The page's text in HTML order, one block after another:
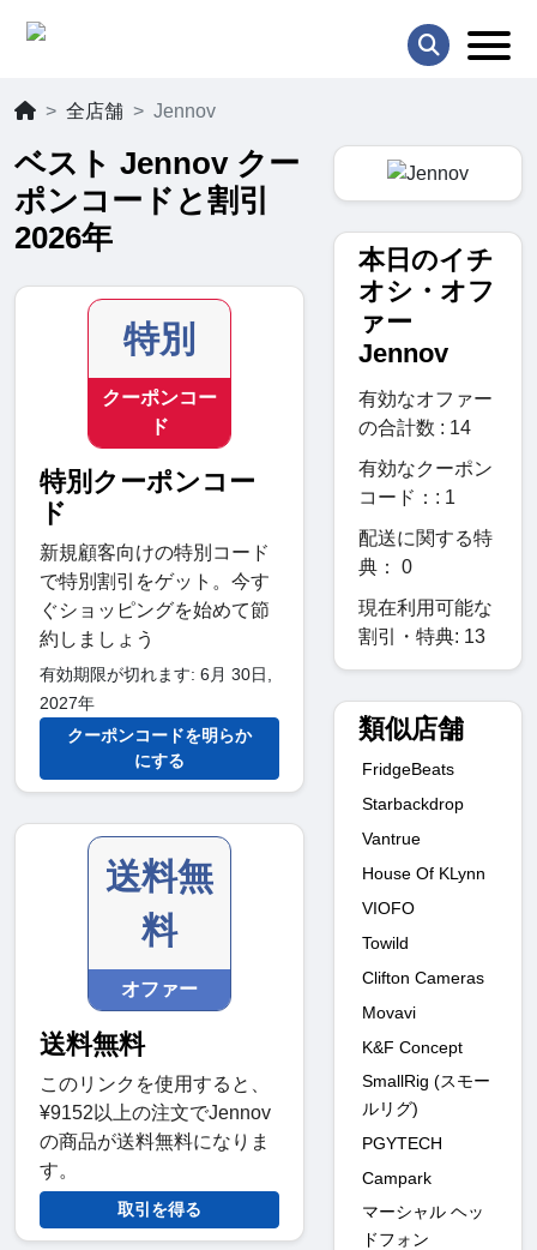
全店舗 Jennov
ベスト Jennov クー
ポンコードと割引
2026年
特別
クーポンコー
ド
特別クーポンコー
ド
新規顧客向けの特別コード
で特別割引をゲット。今す
ぐショッピングを始めて節
約しましょう
有効期限が切れます: 6月 30日,
2027年
クーポンコードを明らか
にする
送料無
料
オファー
送料無料
このリンクを使用すると、
¥9152以上の注文でJennov
の商品が送料無料になりま
す。
取引を得る
本日のイチ
オシ・オフ
ァー
Jennov
有効なオファー
の合計数 : 14
有効なクーポン
コード：: 1
配送に関する特
典： 0
現在利用可能な
割引・特典: 13
類似店舗
FridgeBeats
Starbackdrop
Vantrue
House Of KLynn
VIOFO
Towild
Clifton Cameras
Movavi
K&F Concept
SmallRig (スモー
ルリグ)
PGYTECH
Campark
マーシャル ヘッ
ドフォン